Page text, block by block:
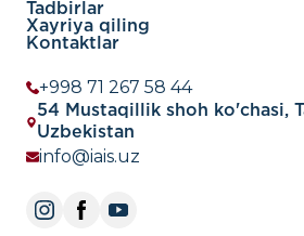
Tadbirlar
Xayriya qiling
Kontaktlar
+998 71 267 58 44
54 Mustaqillik shoh ko'chasi,
Uzbekistan
info@iais.uz